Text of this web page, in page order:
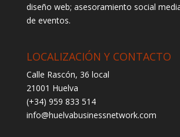
diseño web; asesoramiento social
de eventos.
LOCALIZACIÓN Y CONTACTO
Calle Rascón, 36 local
21001 Huelva
(+34) 959 833 514
info@huelvabusinessnetwork.com